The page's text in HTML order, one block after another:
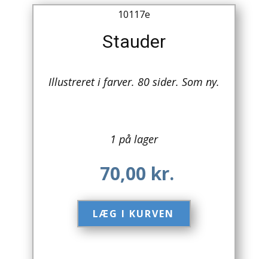
Anden Verdenskrig
Antikke / Specielle Bøger
Arkæologi
Australien
10117e
Stauder
Illustreret i farver. 80 sider. Som ny.
1 på lager
70,00 kr.
LÆG I KURVEN​